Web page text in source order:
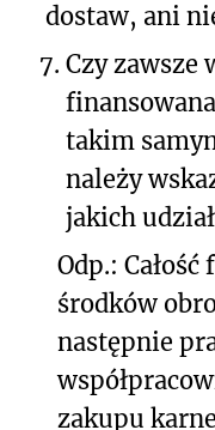
dostaw, ani
7. Czy
takim
należy
jakich
Odp.:
środków
następnie
zakupu